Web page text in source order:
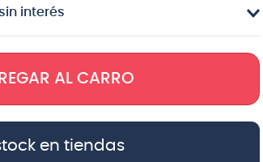
interés
AL CARRO
en tiendas